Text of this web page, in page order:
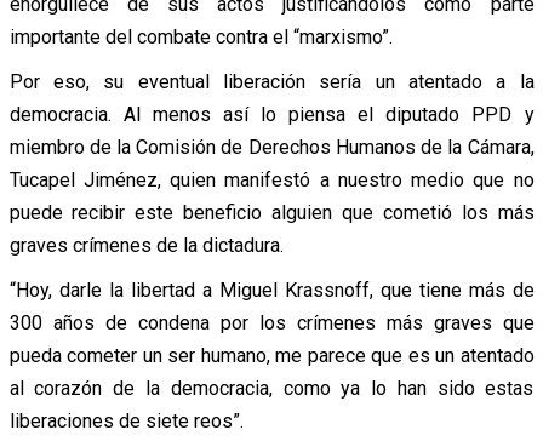
importante del combate contra el “marxismo”.
Por eso, su eventual liberación sería un atentado a la
democracia. Al menos así lo piensa el diputado PPD y
miembro de la Comisión de Derechos Humanos de la Cámara,
Tucapel Jiménez, quien manifestó a nuestro medio que no
puede recibir este beneficio alguien que cometió los más
graves crímenes de la dictadura.
“Hoy, darle la libertad a Miguel Krassnoff, que tiene más de
300 años de condena por los crímenes más graves que
pueda cometer un ser humano, me parece que es un atentado
al corazón de la democracia, como ya lo han sido estas
liberaciones de siete reos”.